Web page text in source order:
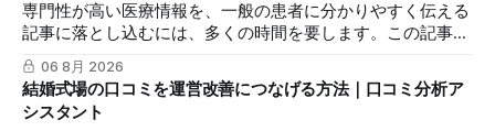
専門性が高い医療情報を、一般の患者に分かりやすく伝える
記事に落とし込むには、多くの時間を要します。この記事で
は、mitsumonoAIの「ブログ記事作成ワークフロー」を活用
し、SEOに配慮した質の高いブログ記事を効率的に作成し、
発信力を最大化する方法を解説します。
06 8月 2026
結婚式場の口コミを運営改善につなげる方法｜口コミ分析ア
シスタント